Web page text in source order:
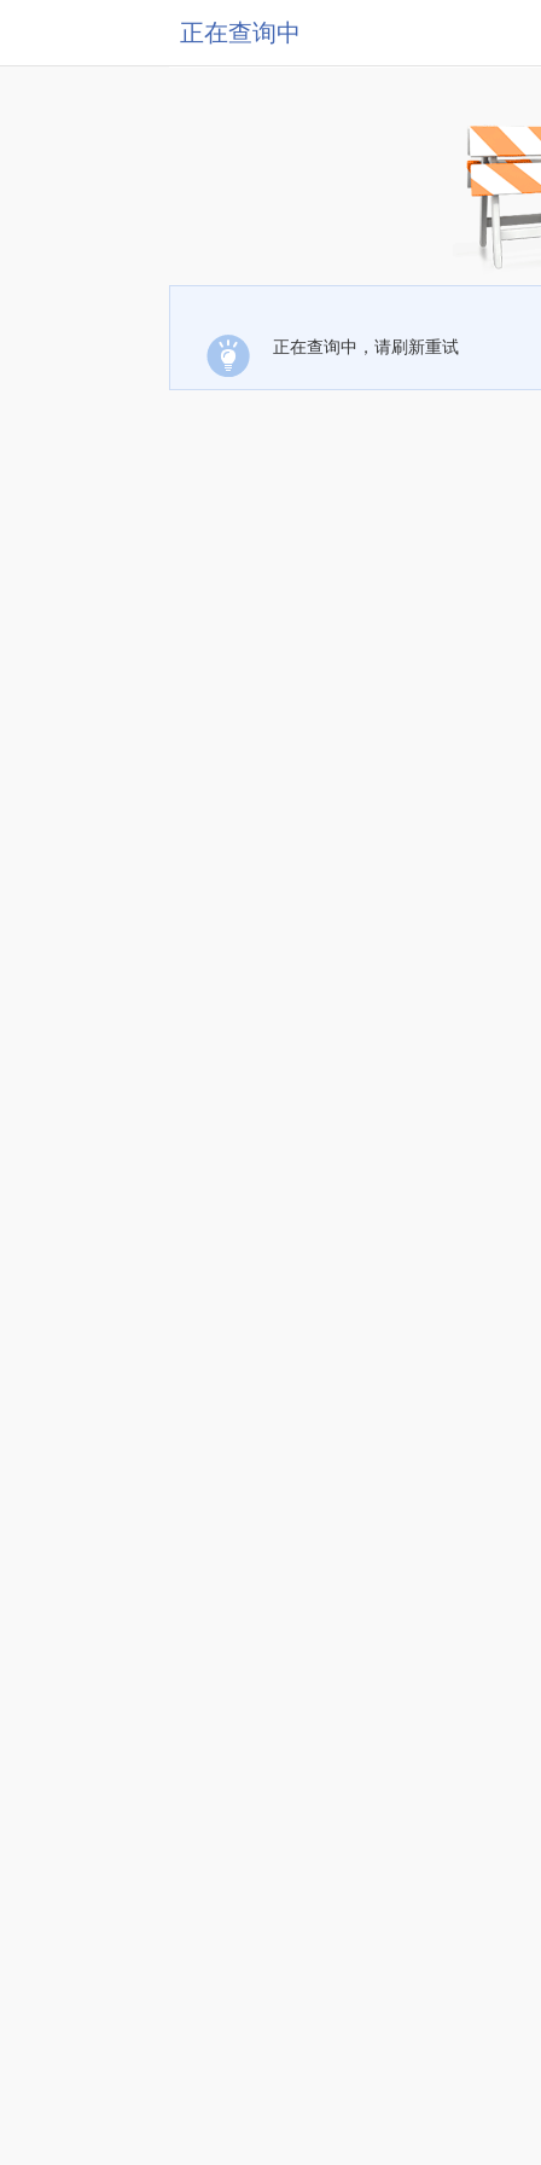
正在查询中
正在查询中，请刷新重试